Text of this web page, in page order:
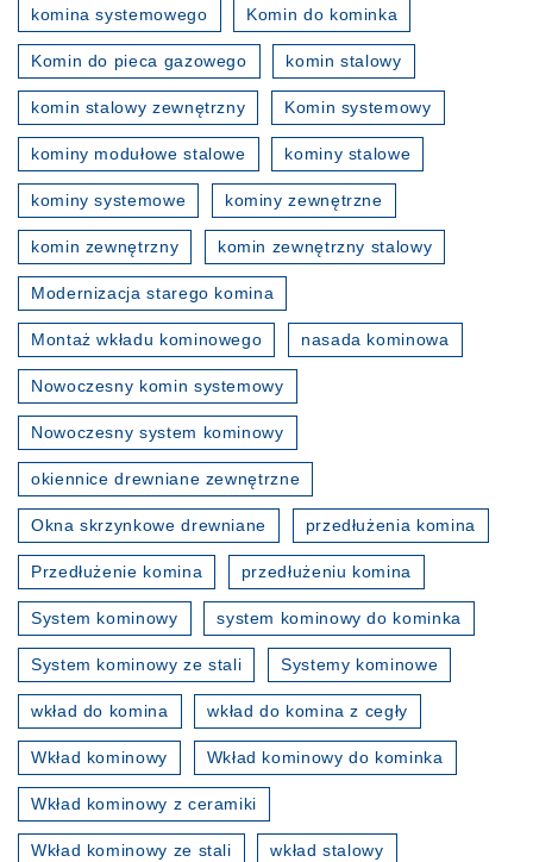
komina systemowego Komin do kominka
Komin do pieca gazowego komin stalowy
komin stalowy zewnętrzny Komin systemowy
kominy modułowe stalowe kominy stalowe
kominy systemowe kominy zewnętrzne
komin zewnętrzny komin zewnętrzny stalowy
Modernizacja starego komina
Montaż wkładu kominowego nasada kominowa
Nowoczesny komin systemowy
Nowoczesny system kominowy
okiennice drewniane zewnętrzne
Okna skrzynkowe drewniane przedłużenia komina
Przedłużenie komina przedłużeniu komina
System kominowy system kominowy do kominka
System kominowy ze stali Systemy kominowe
wkład do komina wkład do komina z cegły
Wkład kominowy Wkład kominowy do kominka
Wkład kominowy z ceramiki
Wkład kominowy ze stali wkład stalowy